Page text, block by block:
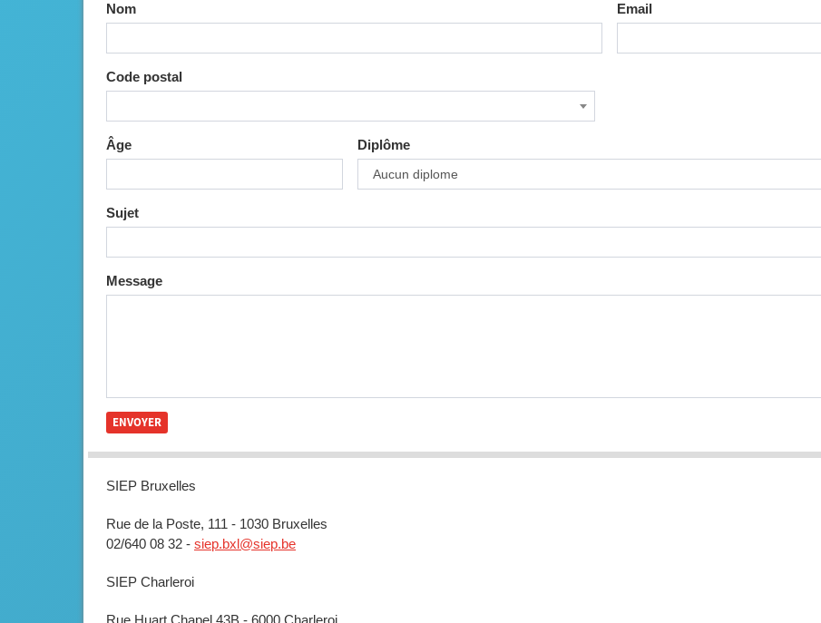
Nom Email
Code postal
Âge Diplôme
Sujet
Message
SIEP Bruxelles
Rue de la Poste, 111 - 1030 Bruxelles
02/640 08 32 - siep.bxl@siep.be
SIEP Charleroi
Rue Huart Chapel 43B - 6000 Charleroi